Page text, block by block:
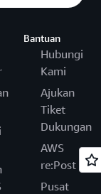
Bantuan
Hubungi
Kami
Ajukan
Tiket
Dukungan
AWS
re:Post
Pusat